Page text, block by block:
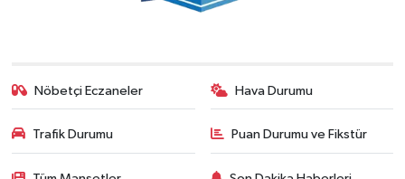
Nöbetçi Eczaneler Hava Durumu
Trafik Durumu Puan Durumu ve Fikstür